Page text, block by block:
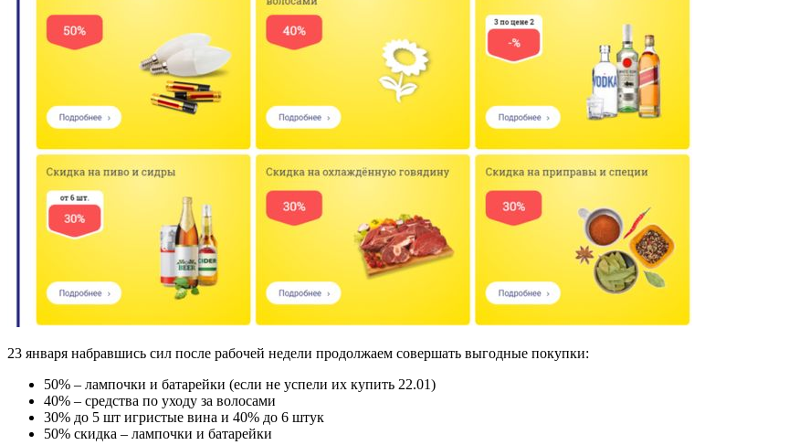
23 января набравшись сил после рабочей недели продолжаем совершать выгодные покупки:
50% – лампочки и батарейки (если не успели их купить 22.01)
40% – средства по уходу за волосами
30% до 5 шт игристые вина и 40% до 6 штук
50% скидка – лампочки и батарейки